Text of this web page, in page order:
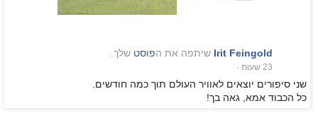
Irit Feingold פוסט ‏ שלך.
·
שני סיפורים יוצאים לאוויר העולם תוך כמה חודשים.
כל הכבוד אמא, גאה בך!